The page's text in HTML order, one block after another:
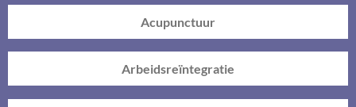
Acupunctuur
Arbeidsreïntegratie